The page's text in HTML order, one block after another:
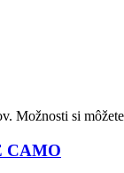
Možnosti si
CAMO